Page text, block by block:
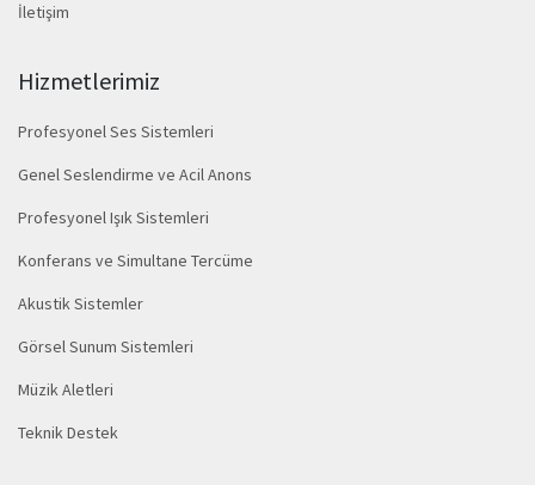
İletişim
Hizmetlerimiz
Profesyonel Ses Sistemleri
Genel Seslendirme ve Acil Anons
Profesyonel Işık Sistemleri
Konferans ve Simultane Tercüme
Akustik Sistemler
Görsel Sunum Sistemleri
Müzik Aletleri
Teknik Destek